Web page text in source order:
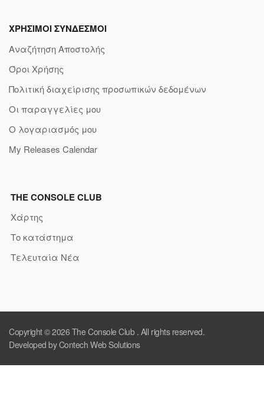
ΧΡΗΣΙΜΟΙ ΣΥΝΔΕΣΜΟΙ
Αναζήτηση Αποστολής
Όροι Χρήσης
Πολιτική διαχείρισης προσωπικών δεδομένων
Οι παραγγελίες μου
Ο λογαριασμός μου
My Releases Calendar
THE CONSOLE CLUB
Χάρτης
Το κατάστημα
Τελευταία Νέα
Copyright © 2026 The Console Club. All rights reserved.
Developed by Contech Web Solutions